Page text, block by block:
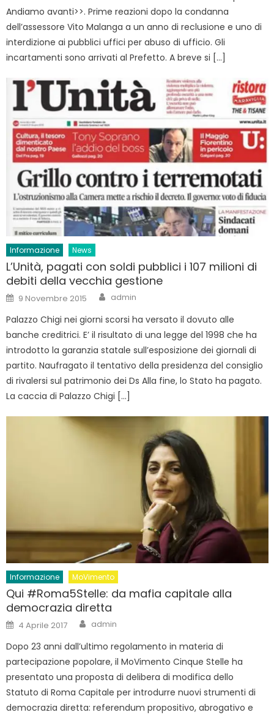
Andiamo avanti>>. Prime reazioni dopo la condanna
dell’assessore Vito Malanga a un anno di reclusione e uno di
interdizione ai pubblici uffici per abuso di ufficio. Gli
incartamenti sono arrivati al Prefetto. A breve si […]
Informazione News
L’Unità, pagati con soldi pubblici i 107 milioni di
debiti della vecchia gestione
Posted
on
9 Novembre 2015 Author
admin
Palazzo Chigi nei giorni scorsi ha versato il dovuto alle
banche creditrici. E’ il risultato di una legge del 1998 che ha
introdotto la garanzia statale sull’esposizione dei giornali di
partito. Naufragato il tentativo della presidenza del consiglio
di rivalersi sul patrimonio dei Ds Alla fine, lo Stato ha pagato.
La caccia di Palazzo Chigi […]
Informazione MoVimento
Qui #Roma5Stelle: da mafia capitale alla
democrazia diretta
Posted
on
4 Aprile 2017 Author
admin
Dopo 23 anni dall’ultimo regolamento in materia di
partecipazione popolare, il MoVimento Cinque Stelle ha
presentato una proposta di delibera di modifica dello
Statuto di Roma Capitale per introdurre nuovi strumenti di
democrazia diretta: referendum propositivo, abrogativo e